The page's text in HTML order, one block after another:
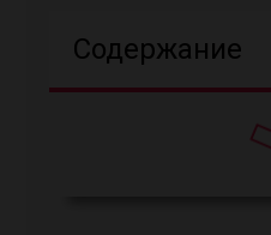
Содержание